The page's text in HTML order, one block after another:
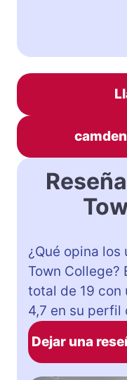
¿Qué opina los
Town College?
total de 19 con
4,7 en su perfil
Dejar una